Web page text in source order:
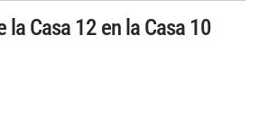
la Casa 12 en la Casa 10